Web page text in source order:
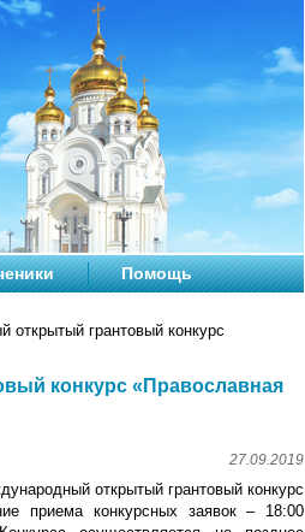
Помощь
открытый грантовый конкурс
конкурс «Православная
27.09.2019
открытый грантовый конкурс
приема конкурсных заявок – 18:00